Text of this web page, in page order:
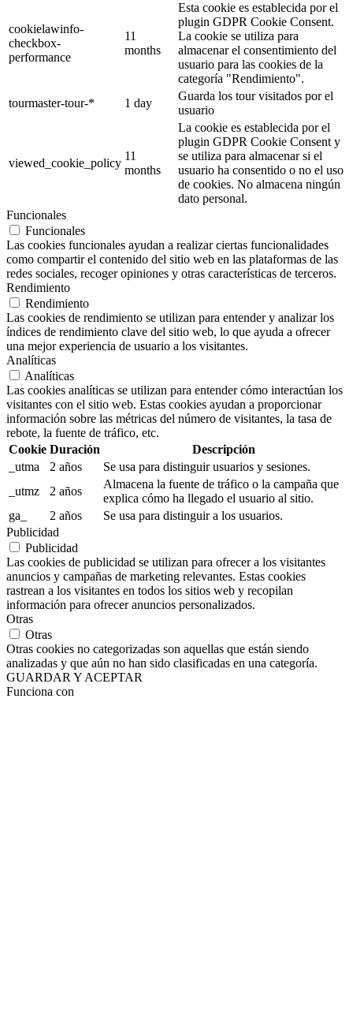
cookielawinfo-
checkbox-
performance
11
months
Esta cookie es establecida por el
plugin GDPR Cookie Consent.
La cookie se utiliza para
almacenar el consentimiento del
usuario para las cookies de la
categoría "Rendimiento".
tourmaster-tour-*
1 day
Guarda los tour visitados por el
usuario
viewed_cookie_policy
11
months
La cookie es establecida por el
plugin GDPR Cookie Consent y
se utiliza para almacenar si el
usuario ha consentido o no el uso
de cookies. No almacena ningún
dato personal.
Funcionales
Funcionales
Las cookies funcionales ayudan a realizar ciertas funcionalidades
como compartir el contenido del sitio web en las plataformas de las
redes sociales, recoger opiniones y otras características de terceros.
Rendimiento
Rendimiento
Las cookies de rendimiento se utilizan para entender y analizar los
índices de rendimiento clave del sitio web, lo que ayuda a ofrecer
una mejor experiencia de usuario a los visitantes.
Analíticas
Analíticas
Las cookies analíticas se utilizan para entender cómo interactúan los
visitantes con el sitio web. Estas cookies ayudan a proporcionar
información sobre las métricas del número de visitantes, la tasa de
rebote, la fuente de tráfico, etc.
Cookie Duración
Descripción
_utma
2 años
Se usa para distinguir usuarios y sesiones.
_utmz
2 años
Almacena la fuente de tráfico o la campaña que
explica cómo ha llegado el usuario al sitio.
ga_
2 años
Se usa para distinguir a los usuarios.
Publicidad
Publicidad
Las cookies de publicidad se utilizan para ofrecer a los visitantes
anuncios y campañas de marketing relevantes. Estas cookies
rastrean a los visitantes en todos los sitios web y recopilan
información para ofrecer anuncios personalizados.
Otras
Otras
Otras cookies no categorizadas son aquellas que están siendo
analizadas y que aún no han sido clasificadas en una categoría.
GUARDAR Y ACEPTAR
Funciona con